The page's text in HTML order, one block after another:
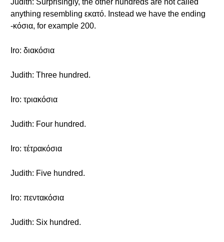
Judith: Surprisingly, the other hundreds are not called
anything resembling εκατό. Instead we have the ending
-κόσια, for example 200.
Iro: διακόσια
Judith: Three hundred.
Iro: τριακόσια
Judith: Four hundred.
Iro: τέτρακόσια
Judith: Five hundred.
Iro: πεντακόσια
Judith: Six hundred.